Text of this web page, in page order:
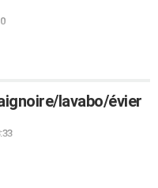
lavabo/évier